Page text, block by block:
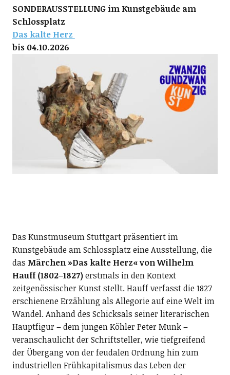
SONDERAUSSTELLUNG im Kunstgebäude am
Schlossplatz
Das kalte Herz
bis 04.10.2026
Das Kunstmuseum Stuttgart präsentiert im
Kunstgebäude am Schlossplatz eine Ausstellung, die
das Märchen »Das kalte Herz« von Wilhelm
Hauff (1802–1827)erstmals in den Kontext
zeitgenössischer Kunst stellt. Hauff verfasst die 1827
erschienene Erzählung als Allegorie auf eine Welt im
Wandel. Anhand des Schicksals seiner literarischen
Hauptfigur – dem jungen Köhler Peter Munk –
veranschaulicht der Schriftsteller, wie tiefgreifend
der Übergang von der feudalen Ordnung hin zum
industriellen Frühkapitalismus das Leben der